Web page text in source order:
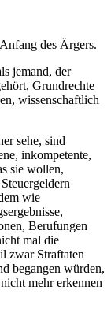
des Ärgers.
jemand, der
Grundrechte
wissenschaftlich
sehe, sind
inkompetente,
sie wollen,
wie
Berufungen
mal die
zwar Straftaten
begangen würden,
mehr erkennen